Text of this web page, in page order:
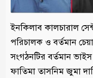
ইনকিলাব কালচারাল
পরিচালক ও বর্তমান
সংগঠনটির বর্তমান ভাইস
ফাতিমা তাসনিম জুমা